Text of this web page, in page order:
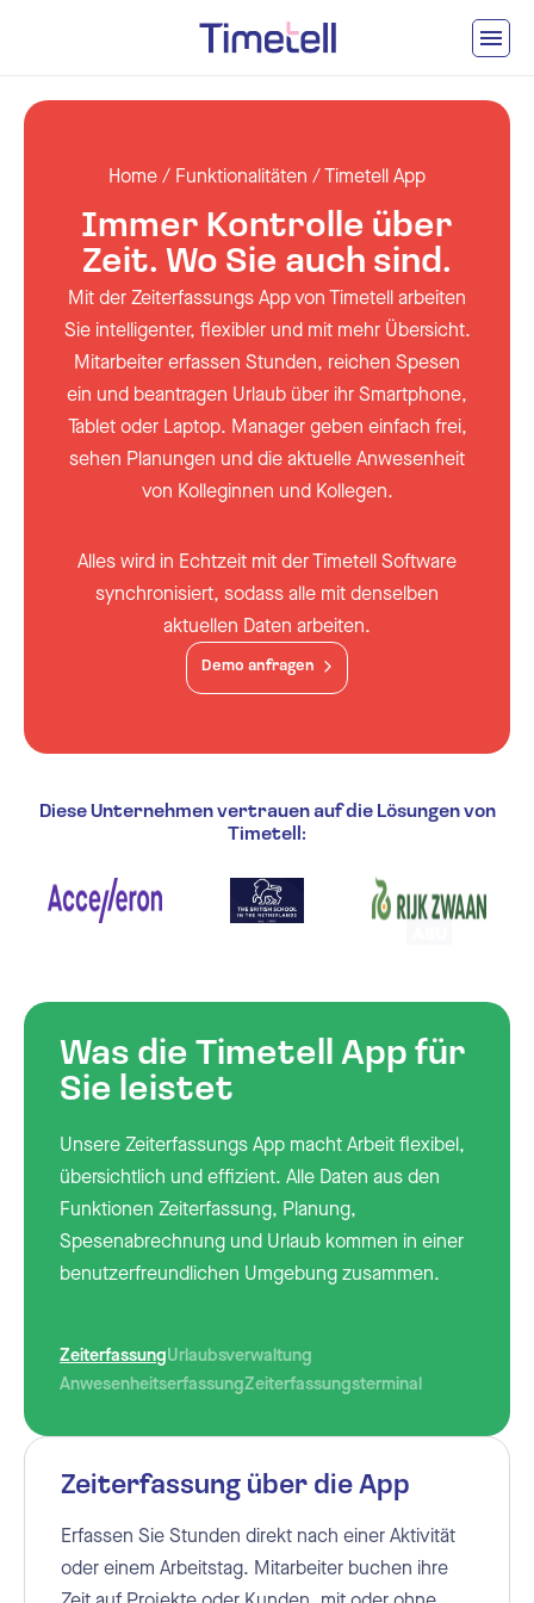
Home/ Funktionalitäten /Timetell App
Immer Kontrolle über
Zeit. Wo Sie auch sind.
Mit der Zeiterfassungs App von Timetell arbeiten
Sie intelligenter, flexibler und mit mehr Übersicht.
Mitarbeiter erfassen Stunden, reichen Spesen
ein und beantragen Urlaub über ihr Smartphone,
Tablet oder Laptop. Manager geben einfach frei,
sehen Planungen und die aktuelle Anwesenheit
von Kolleginnen und Kollegen.
Alles wird in Echtzeit mit der Timetell Software
synchronisiert, sodass alle mit denselben
aktuellen Daten arbeiten.
Demo anfragen
Diese Unternehmen vertrauen auf die Lösungen von
Timetell:
Was die Timetell App für
Sie leistet
Unsere Zeiterfassungs App macht Arbeit flexibel,
übersichtlich und effizient. Alle Daten aus den
Funktionen Zeiterfassung, Planung,
Spesenabrechnung und Urlaub kommen in einer
benutzerfreundlichen Umgebung zusammen.
ZeiterfassungUrlaubsverwaltung
AnwesenheitserfassungZeiterfassungsterminal
Zeiterfassung über die App
Erfassen Sie Stunden direkt nach einer Aktivität
oder einem Arbeitstag. Mitarbeiter buchen ihre
Urlaub beantragen und
Mitarbeiter beantragen Urlaub wann und wo sie
möchten. Die App zeigt aktuelle Urlaubssalden,
Anwesenheit einsehen
In der App sehen Sie auf einen Blick, wer
anwesend ist, wer vor Ort arbeitet und wer
An und Abmeldung
Mit der Timetell App melden Sie sich einfach an
oder ab, im Büro oder vor Ort. Dank Geofencing